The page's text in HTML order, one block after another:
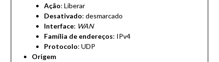
Ação: Liberar
Desativado: desmarcado
Interface: WAN
Família de endereços: IPv4
Protocolo: UDP
Origem